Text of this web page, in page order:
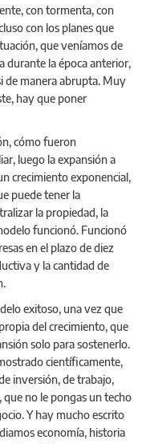
con tormenta, con
con los planes que
que veníamos de
durante la época anterior,
de manera abrupta. Muy
hay que poner
cómo fueron
luego la expansión a
crecimiento exponencial,
puede tener la
la propiedad, la
funcionó. Funcionó
en el plazo de diez
y la cantidad de
exitoso, una vez que
del crecimiento, que
solo para sostenerlo.
científicamente,
inversión, de trabajo,
no le pongas un techo
Y hay mucho escrito
economía, historia